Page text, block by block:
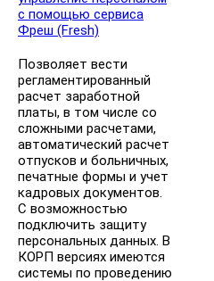
с помощью сервиса
Фреш (Fresh)
Позволяет вести
регламентированный
расчет заработной
платы, в том числе со
сложными расчетами,
автоматический расчет
отпусков и больничных,
печатные формы и учет
кадровых документов.
С возможностью
подключить защиту
персональных данных. В
КОРП версиях имеются
системы по проведению